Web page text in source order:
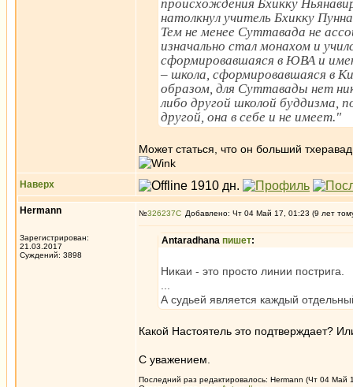
происхождения Бхикку
натолкнул учитель Бхикку
Тем не менее Суттавада не
изначально стал монахом и
сформировавшаяся в ЮВА и
– школа, сформировавшаяся в
образом, для Суттавады нет
либо другой школой буддизма,
другой, она в себе и не имеет."
Может статься, что он больший
Наверх
Hermann
Зарегистрирован:
21.03.2017
Суждений: 3898
№326237 Добавлено: Чт 04 Май 17, 01:23 (9 лет
Antaradhana пишет:
Никаи - это просто линии пострига.
А судьей является каждый
Какой Настоятель это подтверждает?
С уважением.
Последний раз редактировалось: Hermann (Чт 04 Май